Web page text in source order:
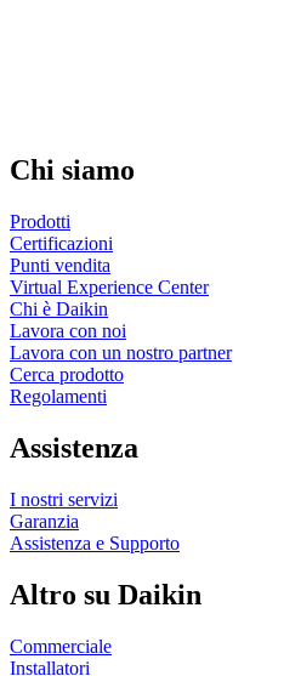
Chi siamo
Prodotti
Certificazioni
Punti vendita
Virtual Experience Center
Chi è Daikin
Lavora con noi
Lavora con un nostro partner
Cerca prodotto
Regolamenti
Assistenza
I nostri servizi
Garanzia
Assistenza e Supporto
Altro su Daikin
Commerciale
Installatori